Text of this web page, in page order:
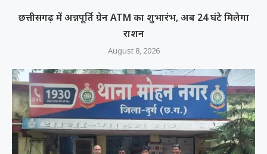
छत्तीसगढ़ में अन्नपूर्ति ग्रेन ATM का शुभारंभ, अब 24 घंटे मिलेगा
राशन
August 8, 2026